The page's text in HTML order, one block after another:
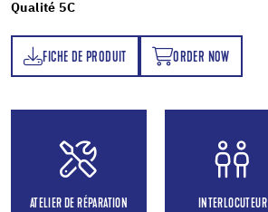
Qualité 5C
FICHE DE PRODUIT ORDER NOW
ORDER NOW
ATELIER DE RÉPARATION INTERLOCUTEUR